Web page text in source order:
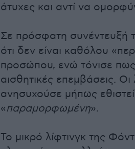
άτυχες και αντί να
Σε πρόσφατη συνέντευξή
ότι δεν είναι καθόλου
προσώπου, ενώ τόνισε
αισθητικές επεμβάσεις.
ανησυχούσε μήπως εθιστεί
«παραμορφωμένη».
Το μικρό λίφτινγκ της